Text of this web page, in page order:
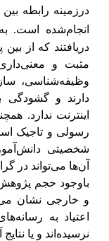
درزمینه رابطه
انجام‌شده است.
دریافتند که از
مثبت و معنی‌داری
وظیفه‌شناسی،
دارند و گشودگی
شخصیتی
آن‌ها می‌تواند در
باوجود حجم
و خارجی نشان
اعتیاد به
نرسیده‌اند و یا